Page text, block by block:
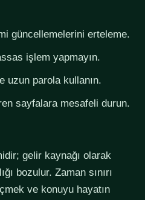
güncellemelerini erteleme.
işlem yapmayın.
uzun parola kullanın.
sayfalara mesafeli durun.
gelir kaynağı olarak
bozulur. Zaman sınırı
ve konuyu hayatın